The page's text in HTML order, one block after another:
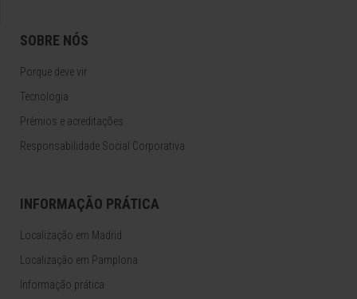
SOBRE NÓS
Porque deve vir
Tecnologia
Prémios e acreditações
Responsabilidade Social Corporativa
INFORMAÇÃO PRÁTICA
Localização em Madrid
Localização em Pamplona
Informação prática